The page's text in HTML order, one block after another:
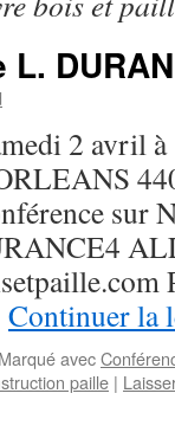
2
sur
Continuer la
Marqué avec
paille |